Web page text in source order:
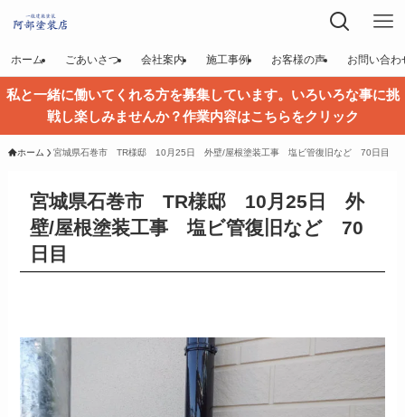
ホーム ごあいさつ 会社案内 施工事例 お客様の声 お問い合わ
私と一緒に働いてくれる方を募集しています。いろいろな事に挑
戦し楽しみませんか？作業内容はこちらをクリック
ホーム 宮城県石巻市 TR様邸 10月25日 外壁/屋根塗装工事 塩ビ管復旧など 70日目
宮城県石巻市 TR様邸 10月25日 外
壁/屋根塗装工事 塩ビ管復旧など 70
日目